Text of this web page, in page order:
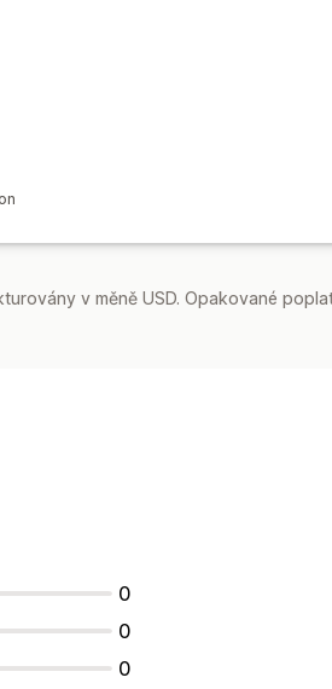
v měně USD. Opakované
0
0
0